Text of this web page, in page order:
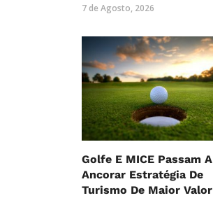
7 de Agosto, 2026
Golfe E MICE Passam A
Ancorar Estratégia De
Turismo De Maior Valor